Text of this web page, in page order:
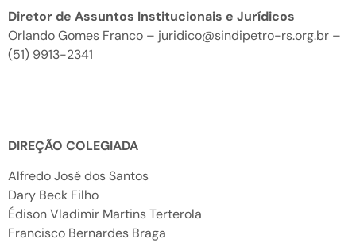
Diretor de Assuntos Institucionais e Jurídicos
Orlando Gomes Franco – juridico@sindipetro-rs.org.br –
(51) 9913-2341
DIREÇÃO COLEGIADA
Alfredo José dos Santos
Dary Beck Filho
Édison Vladimir Martins Terterola
Francisco Bernardes Braga